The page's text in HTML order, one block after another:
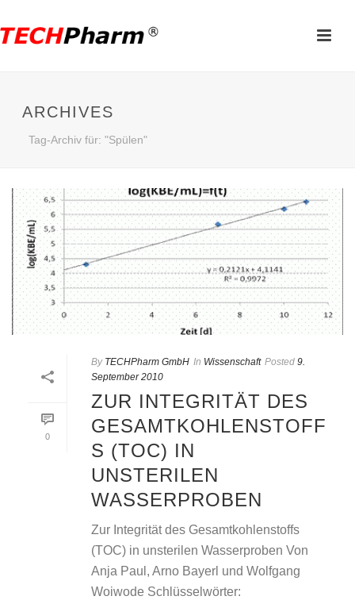
ARCHIVES
Tag-Archiv für: "Spülen"
0
By TECHPharm GmbH In Wissenschaft Posted 9.
September 2010
ZUR INTEGRITÄT DES
GESAMTKOHLENSTOFF
S (TOC) IN
UNSTERILEN
WASSERPROBEN
Zur Integrität des Gesamtkohlenstoffs
(TOC) in unsterilen Wasserproben Von
Anja Paul, Arno Bayerl und Wolfgang
Woiwode Schlüsselwörter: